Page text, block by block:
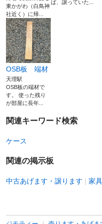
東かがわ（白鳥神
社近く）に帰...
ば、譲っていた...
OSB板 端材
天理駅
OSB板の端材で
す。 使った残り
が部屋に長年...
関連キーワード検索
ケース
関連の掲示板
中古あげます・譲ります 家具